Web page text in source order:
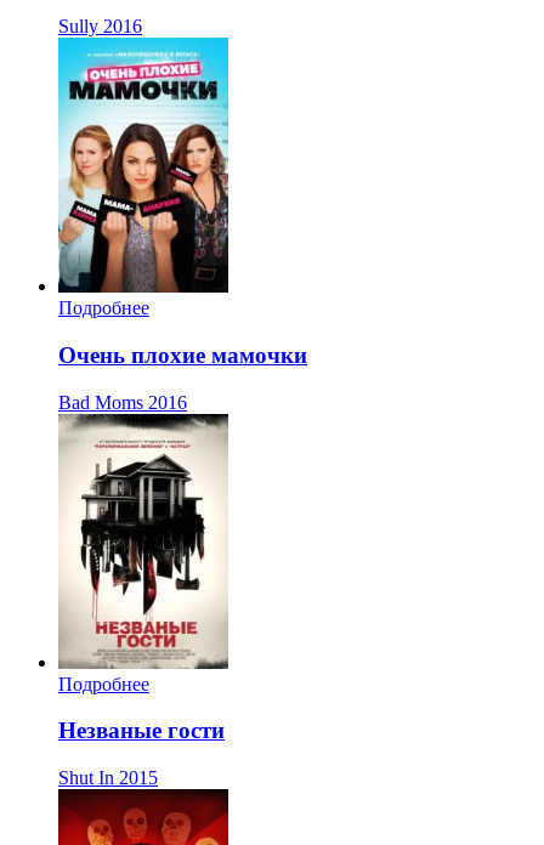
Sully 2016
Подробнее
Очень плохие мамочки
Bad Moms 2016
Подробнее
Незваные гости
Shut In 2015